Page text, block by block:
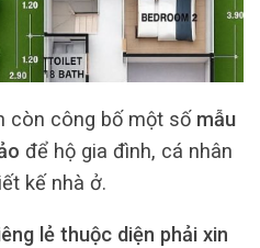
còn công bố một số mẫu
để hộ gia đình, cá nhân
kế nhà ở.
lẻ thuộc diện phải xin